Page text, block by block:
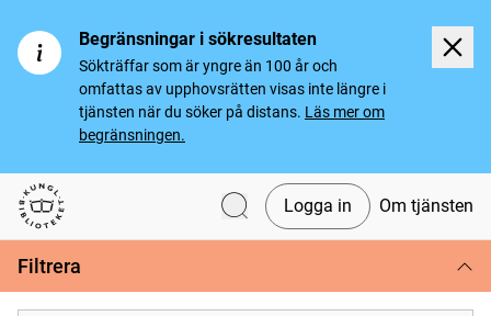
Begränsningar i sökresultaten
Sökträffar som är yngre än 100 år och
omfattas av upphovsrätten visas inte längre i
tjänsten när du söker på distans. Läs mer om
begränsningen.
Svenska tidningar
Logga in Om tjänsten
Filtrera